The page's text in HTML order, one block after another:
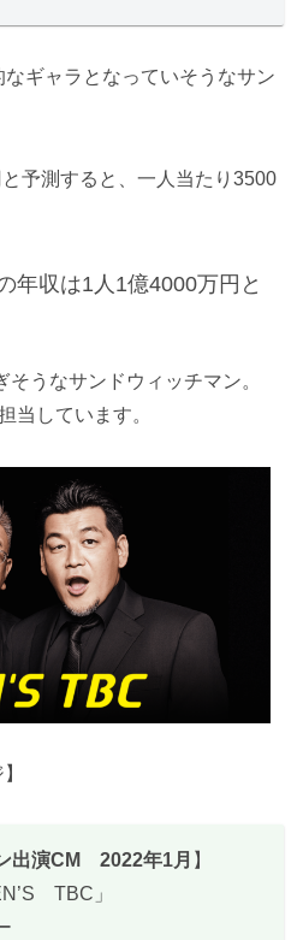
ギャラとなっていそうなサン
予測すると、一人当たり3500
年収は1人1億4000万円と
うなサンドウィッチマン。
当しています。
出演CM 2022年1月 】
TBC」